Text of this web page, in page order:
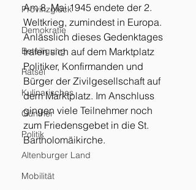
Provinzglück
Demokratie
Beteiligung
Rätsel
Kulinarisches
Günther
Politik
Altenburger Land
Mobilität
Am 8. Mai 1945 endete der 2.
Weltkrieg, zumindest in Europa.
Anlässlich dieses Gedenktages
trafen sich auf dem Marktplatz
Politiker, Konfirmanden und
Bürger der Zivilgesellschaft auf
dem Marktplatz. Im Anschluss
gingen viele Teilnehmer noch
zum Friedensgebet in die St.
Bartholomäikirche.